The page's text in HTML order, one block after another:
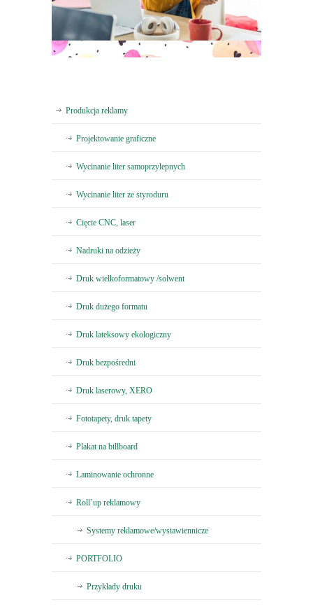
Produkcja reklamy
Projektowanie graficzne
Wycinanie liter samoprzylepnych
Wycinanie liter ze styroduru
Cięcie CNC, laser
Nadruki na odzieży
Druk wielkoformatowy /solwent
Druk dużego formatu
Druk lateksowy ekologiczny
Druk bezpośredni
Druk laserowy, XERO
Fototapety, druk tapety
Plakat na billboard
Laminowanie ochronne
Roll`up reklamowy
Systemy reklamowe/wystawiennicze
PORTFOLIO
Przykłady druku